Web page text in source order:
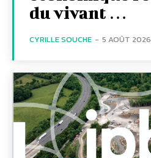
du vivant …
CYRILLE SOUCHE - 5 AOÛT 2026